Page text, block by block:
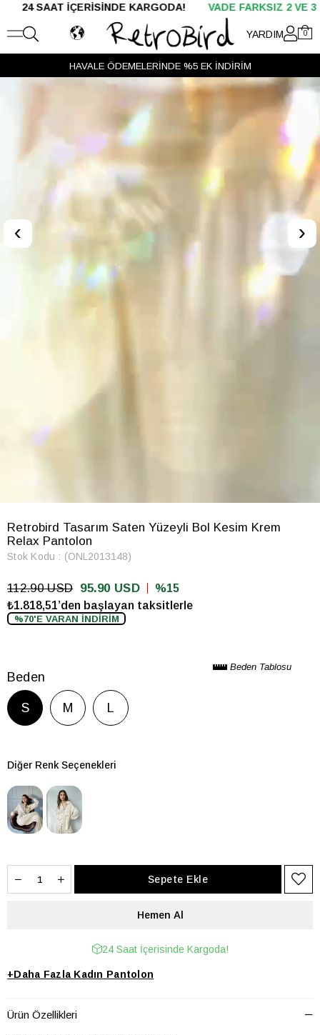
İÇERİSİNDE KARGODA!VADE FARKSIZ 2 VE 3 TAKSİT
YARDIM 0
HAVALE ÖDEMELERİNDE %5 EK İNDİRİM
‹ ›
Retrobird Tasarım Saten Yüzeyli Bol Kesim Krem
Relax Pantolon
Stok Kodu (ONL2013148)
112.90 USD 95.90 USD
15
₺1.818,51’den başlayan taksitlerle
%70'E VARAN İNDİRİM
Beden Tablosu
Beden
S M L
Diğer Renk Seçenekleri
24 Saat İçerisinde Kargoda!
+Daha Fazla Kadın Pantolon
Ürün Özellikleri